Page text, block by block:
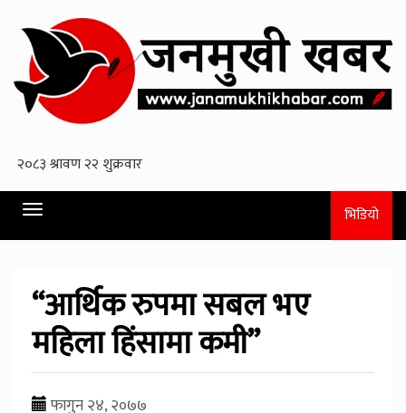
Toggle
navigation
भिडियो
“आर्थिक रुपमा सबल भए
महिला हिंसामा कमी”
फागुन २४, २०७७